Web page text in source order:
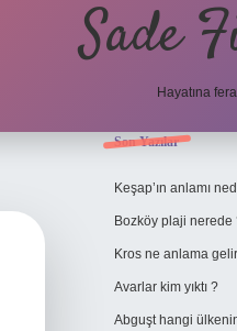
Sade
Hayatına
Son Yazılar
Keşap’ın anlamı
Bozköy plaji nerede
Kros ne anlama
Avarlar kim yıktı ?
Abguşt hangi